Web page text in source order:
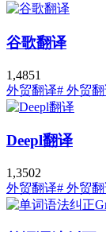
谷歌翻译
1,4851
外贸翻译# 外贸
Deepl翻译
1,3502
外贸翻译# 外贸